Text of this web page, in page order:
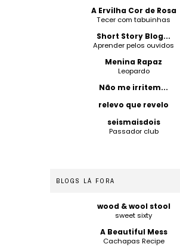
A Ervilha Cor de Rosa
Tecer com tabuinhas
Short Story Blog...
Aprender pelos ouvidos
Menina Rapaz
Leopardo
Não me irritem...
relevo que revelo
seismaisdois
Passador club
BLOGS LÁ FORA
wood & wool stool
sweet sixty
A Beautiful Mess
Cachapas Recipe